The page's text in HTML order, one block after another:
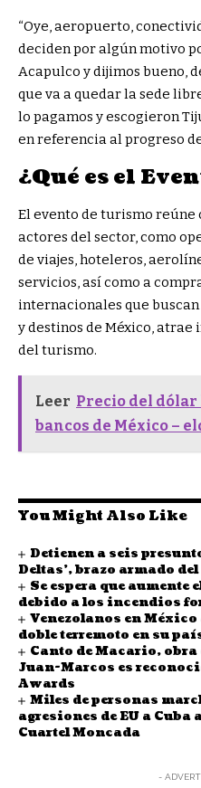
“Oye, aeropuerto,
deciden por algún motivo
Acapulco y dijimos bueno,
que va a quedar la sede
lo pagamos y escogieron
en referencia al progreso
¿Qué es el
El evento de turismo reúne
actores del sector, como
de viajes, hoteleros,
servicios, así como a
internacionales que
y destinos de México,
del turismo.
Leer Precio del dólar
bancos de México –
You Might Also Like
Detienen a seis
Deltas’, brazo armado del
Se espera que aumente
debido a los incendios
Venezolanos en
doble terremoto en su
Canto de Macario,
Juan-Marcos es
Awards
Miles de personas
agresiones de EU a Cuba
Cuartel Moncada
-